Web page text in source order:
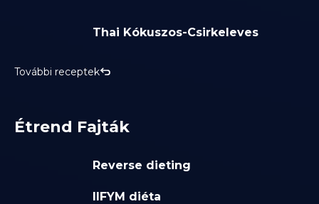
Thai Kókuszos-Csirkeleves
További receptek
Étrend Fajták
Reverse dieting
IIFYM diéta